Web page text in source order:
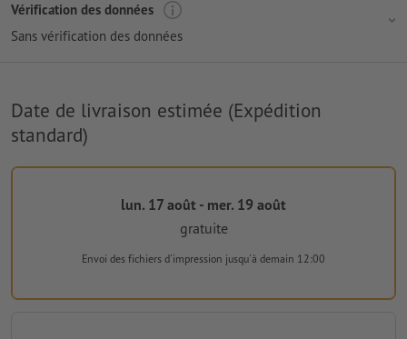
Vérification des données
Sans vérification des données
Date de livraison estimée (Expédition
standard)
lun. 17 août - mer. 19 août
gratuite
Envoi des fichiers d'impression jusqu'à demain 12:00